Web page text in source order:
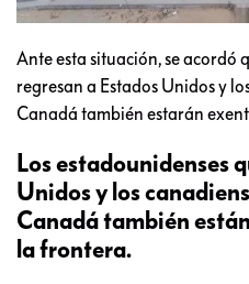
Ante esta situación, se acordó
regresan a Estados Unidos y
Canadá también estarán
Los estadounidenses
Unidos y los
Canadá también
la frontera.